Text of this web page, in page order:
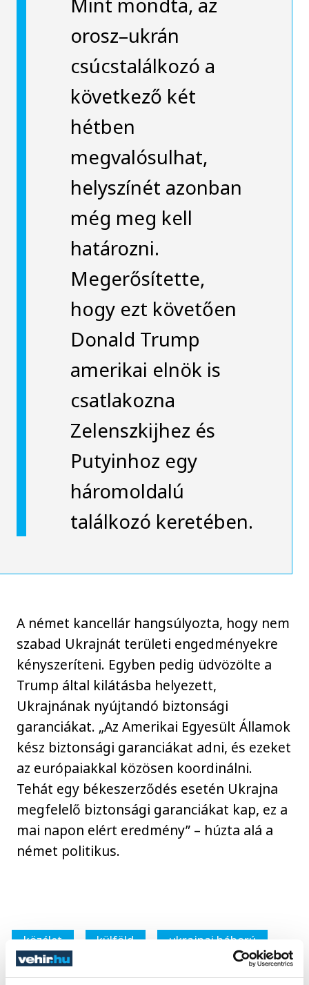
orosz–ukrán
csúcstalálkozó a
következő két
hétben
megvalósulhat,
helyszínét azonban
még meg kell
határozni.
Megerősítette,
hogy ezt követően
Donald Trump
amerikai elnök is
csatlakozna
Zelenszkijhez és
Putyinhoz egy
háromoldalú
találkozó keretében.
A német kancellár hangsúlyozta, hogy nem
szabad Ukrajnát területi engedményekre
kényszeríteni. Egyben pedig üdvözölte a
Trump által kilátásba helyezett,
Ukrajnának nyújtandó biztonsági
garanciákat. „Az Amerikai Egyesült Államok
kész biztonsági garanciákat adni, és ezeket
az európaiakkal közösen koordinálni.
Tehát egy békeszerződés esetén Ukrajna
megfelelő biztonsági garanciákat kap, ez a
mai napon elért eredmény” – húzta alá a
német politikus.
közélet külföld
ukrajnai háború
Vlagyimir Putyin
Volodimir Zelenszkij